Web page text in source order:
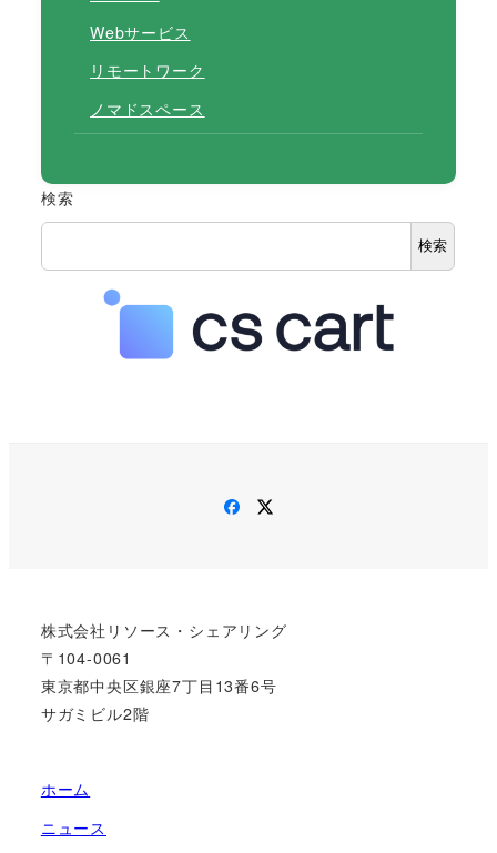
Webサービス
リモートワーク
ノマドスペース
検索
検索
Facebook
株式会社リソース・シェアリング
〒104-0061
東京都中央区銀座7丁目13番6号
サガミビル2階
ホーム
ニュース